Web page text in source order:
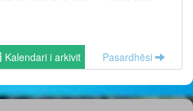
Kalendari i arkivit Pasardhësi